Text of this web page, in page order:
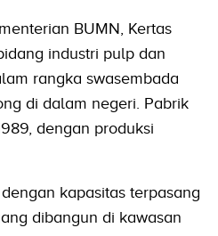
BUMN, Kertas
industri pulp dan
rangka swasembada
di dalam negeri. Pabrik
dengan produksi
kapasitas terpasang
dibangun di kawasan